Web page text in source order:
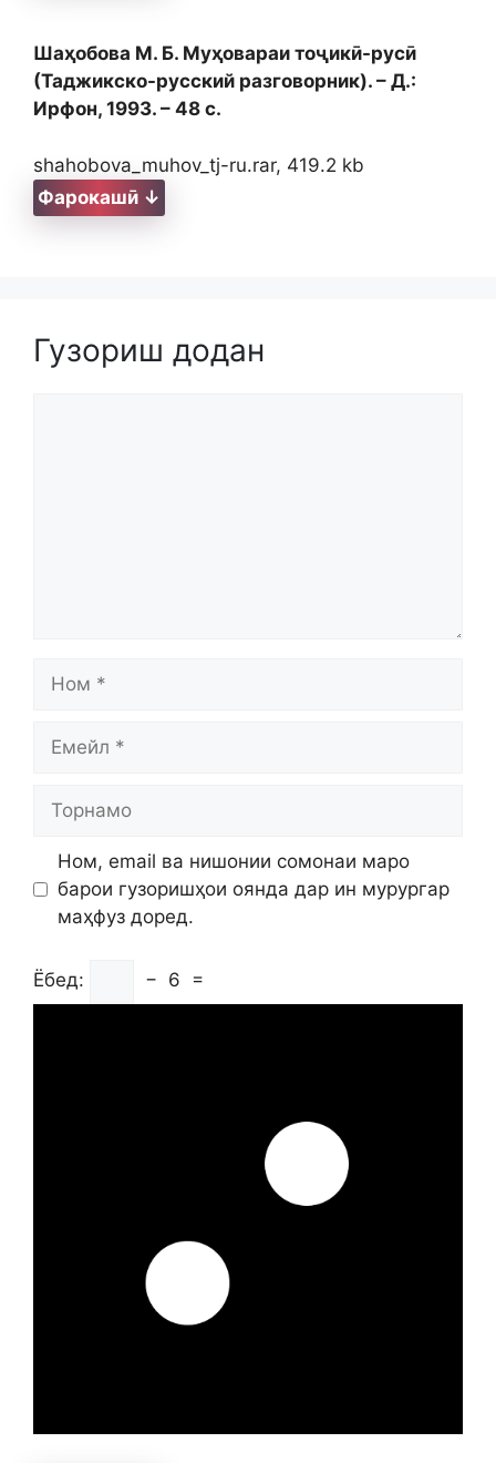
Шаҳобова М. Б. Муҳовараи тоҷикӣ-русӣ
(Таджикско-русский разговорник). – Д.:
Ирфон, 1993. – 48 с.
shahobova_muhov_tj-ru.rar, 419.2 kb
Фарокашӣ ↓
Гузориш додан
Ном
Емейл
Торнамо
Ном, email ва нишонии сомонаи маро
барои гузоришҳои оянда дар ин мурургар
маҳфуз доред.
Ёбед: − 6 =